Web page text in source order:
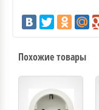
Похожие товары